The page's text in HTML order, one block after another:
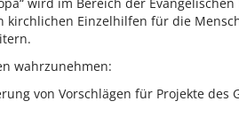
kirchlichen Einzelhilfen für die
wahrzunehmen:
von Vorschlägen für Projekte